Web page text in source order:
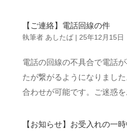
【ご連絡】電話回線の件
執筆者 あしたば| 25年12月15日
電話の回線の不具合で電話
たが繋がるようになりまし
合わせが可能です。ご迷惑を
【お知らせ】お受入れの一